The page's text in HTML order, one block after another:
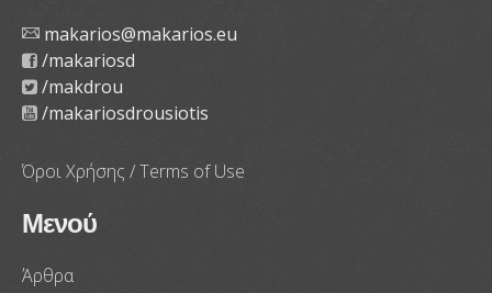
makarios@makarios.eu
/makariosd
/makdrou
/makariosdrousiotis
Όροι Χρήσης / Terms of Use
Μενού
Άρθρα